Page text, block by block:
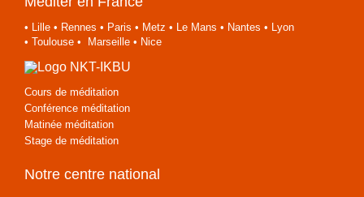
• Lille• Rennes • Paris • Metz • Le Mans • Nantes •
Lyon
• Toulouse• Marseille• Nice
Cours de méditation
Conférence méditation
Matinée méditation
Stage de méditation
Notre centre national